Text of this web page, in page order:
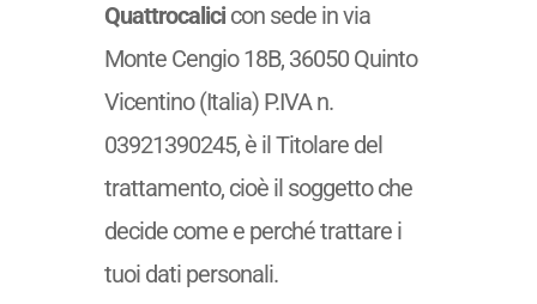
Quattrocalicicon sede in via
Monte Cengio 18B, 36050 Quinto
Vicentino (Italia) P.IVA n.
03921390245, è il Titolare del
trattamento, cioè il soggetto che
decide come e perché trattare i
tuoi dati personali.